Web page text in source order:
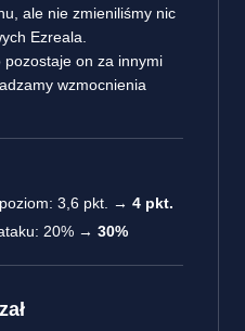
ale nie zmieniliśmy nic
Ezreala.
on za innymi
wzmocnienia
3,6 pkt. → 4 pkt.
20% → 30%